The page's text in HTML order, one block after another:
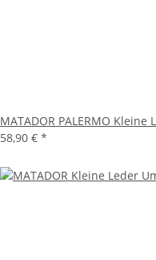
MATADOR PALERMO
58,90 € *